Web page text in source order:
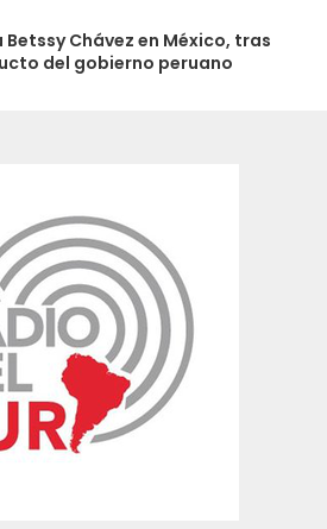
Chávez en México, tras
del gobierno peruano